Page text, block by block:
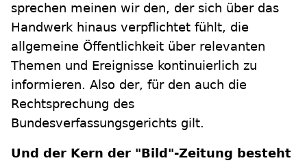
sprechen meinen wir den, der sich über das
Handwerk hinaus verpflichtet fühlt, die
allgemeine Öffentlichkeit über relevanten
Themen und Ereignisse kontinuierlich zu
informieren. Also der, für den auch die
Rechtsprechung des
Bundesverfassungsgerichts gilt.
Und der Kern der "Bild"-Zeitung besteht